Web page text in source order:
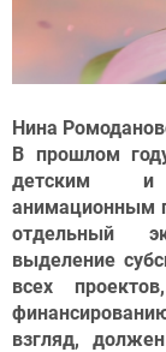
Нина
В прошлом
детским и
анимационным
отдельный
выделение
всех
взгляд,